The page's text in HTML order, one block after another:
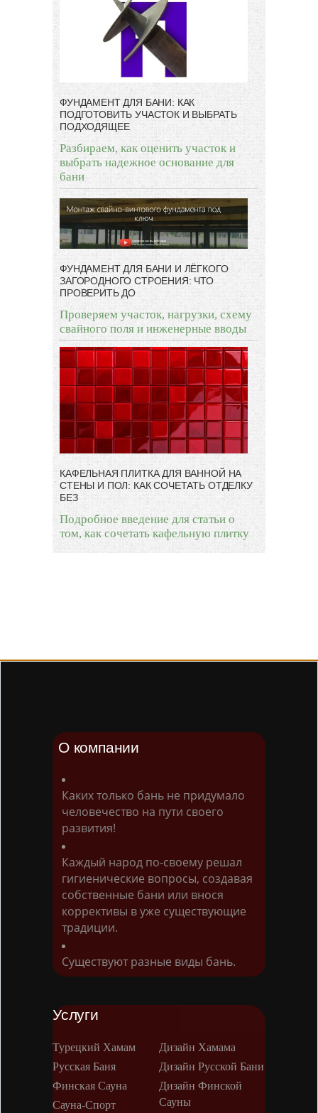
ФУНДАМЕНТ ДЛЯ БАНИ: КАК
ПОДГОТОВИТЬ УЧАСТОК И ВЫБРАТЬ
ПОДХОДЯЩЕЕ
Разбираем, как оценить участок и
выбрать надежное основание для
бани
ФУНДАМЕНТ ДЛЯ БАНИ И ЛЁГКОГО
ЗАГОРОДНОГО СТРОЕНИЯ: ЧТО
ПРОВЕРИТЬ ДО
Проверяем участок, нагрузки, схему
свайного поля и инженерные вводы
КАФЕЛЬНАЯ ПЛИТКА ДЛЯ ВАННОЙ НА
СТЕНЫ И ПОЛ: КАК СОЧЕТАТЬ ОТДЕЛКУ
БЕЗ
Подробное введение для статьи о
том, как сочетать кафельную плитку
О компании
Каких только бань не придумало
человечество на пути своего
развития!
Каждый народ по-своему решал
гигиенические вопросы, создавая
собственные бани или внося
коррективы в уже существующие
традиции.
Существуют разные виды бань.
Услуги
Турецкий Хамам
Русская Баня
Финская Сауна
Сауна-Спорт
Дизайн Хамама
Дизайн Русской Бани
Дизайн Финской
Сауны